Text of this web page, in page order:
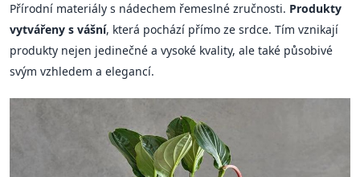
Přírodní materiály s nádechem řemeslné zručnosti. Produkty
vytvářeny s vášní, která pochází přímo ze srdce. Tím vznikají
produkty nejen jedinečné a vysoké kvality, ale také působivé
svým vzhledem a elegancí.